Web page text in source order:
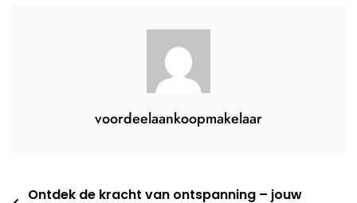
voordeelaankoopmakelaar
Berichtnavigatie
Ontdek de kracht van ontspanning – jouw